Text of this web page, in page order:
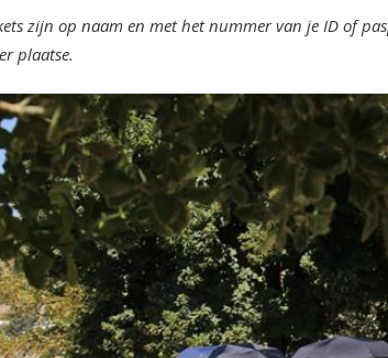
zijn op naam en met het nummer van je ID of
plaatse.